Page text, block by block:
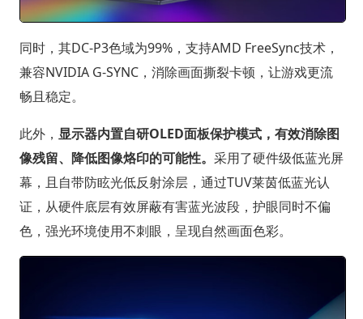
同时，其DC-P3色域为99%，支持AMD FreeSync技术，
兼容NVIDIA G-SYNC，消除画面撕裂卡顿，让游戏更流
畅且稳定。
此外， 显示器内置自研OLED面板保护模式，有效消除图
像残留、降低图像烙印的可能性。 采用了硬件级低蓝光屏
幕，且自带防眩光低反射涂层，通过TUV莱茵低蓝光认
证，从硬件底层有效屏蔽有害蓝光波段，护眼同时不偏
色，强光环境使用不刺眼，呈现自然画面色彩。